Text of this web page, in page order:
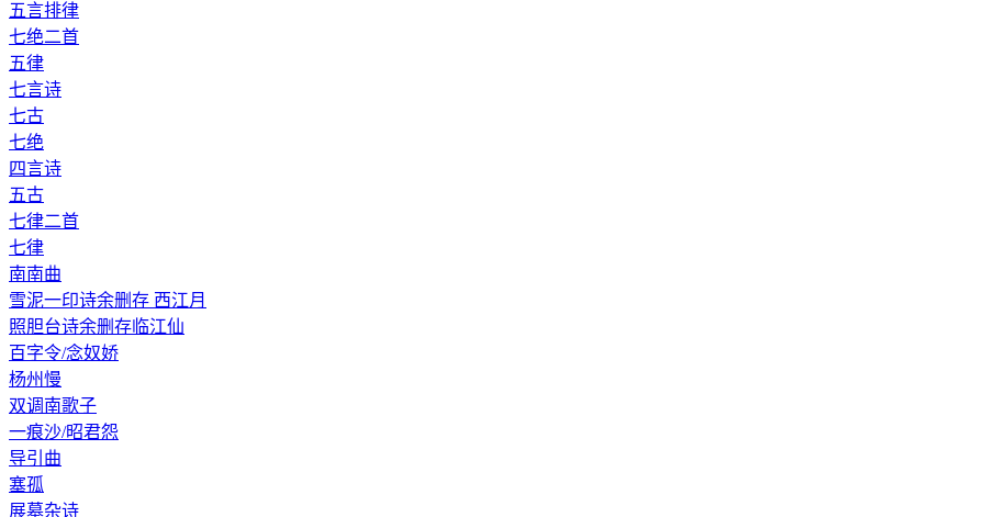
五言排律
七绝二首
五律
七言诗
七古
七绝
四言诗
五古
七律二首
七律
南南曲
雪泥一印诗余删存 西江月
照胆台诗余删存临江仙
百字令/念奴娇
杨州慢
双调南歌子
一痕沙/昭君怨
导引曲
塞孤
展墓杂诗